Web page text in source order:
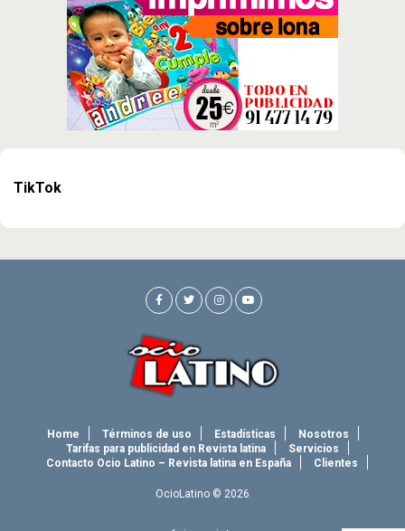
TikTok
Home Términos de uso Estadísticas
Nosotros
Tarifas para publicidad en Revista latina
Servicios
Contacto Ocio Latino – Revista latina en España
Clientes
OcioLatino © 2026